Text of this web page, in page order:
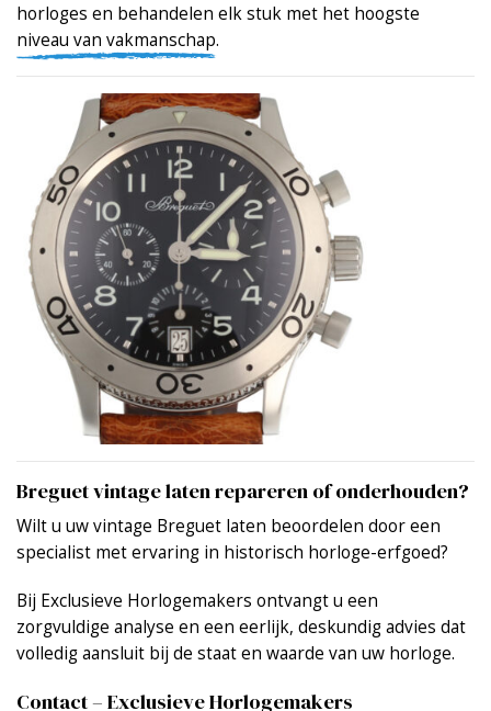
horloges en behandelen elk stuk met het hoogste
niveau van vakmanschap.
Breguet vintage laten repareren of onderhouden?
Wilt u uw vintage Breguet laten beoordelen door een
specialist met ervaring in historisch horloge-erfgoed?
Bij Exclusieve Horlogemakers ontvangt u een
zorgvuldige analyse en een eerlijk, deskundig advies dat
volledig aansluit bij de staat en waarde van uw horloge.
Contact – Exclusieve Horlogemakers